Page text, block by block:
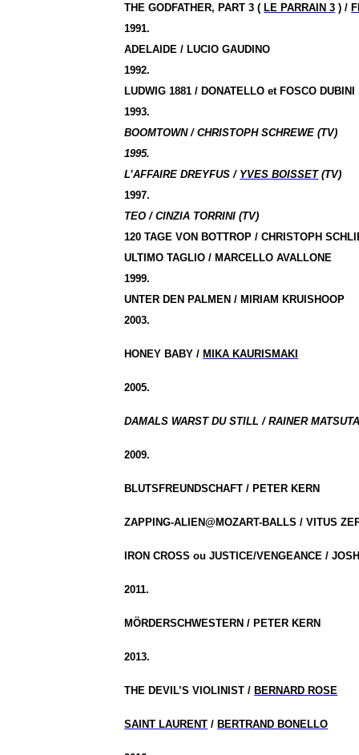
THE GODFATHER, PART 3 ( LE PARRAIN 3 ) /
1991.
ADELAIDE / LUCIO GAUDINO
1992.
LUDWIG 1881 / DONATELLO et FOSCO DUBINI
1993.
BOOMTOWN / CHRISTOPH SCHREWE (TV)
1995.
L’AFFAIRE DREYFUS / YVES BOISSET(TV)
1997.
TEO / CINZIA TORRINI (TV)
120 TAGE VON BOTTROP / CHRISTOPH
ULTIMO TAGLIO / MARCELLO AVALLONE
1999.
UNTER DEN PALMEN / MIRIAM KRUISHOOP
2003.
HONEY BABY / MIKA KAURISMAKI
2005.
DAMALS WARST DU STILL / RAINER
2009.
BLUTSFREUNDSCHAFT / PETER KERN
ZAPPING-ALIEN@MOZART-BALLS / VITUS
IRON CROSS ou JUSTICE/VENGEANCE /
2011.
MÖRDERSCHWESTERN / PETER KERN
2013.
THE DEVIL’S VIOLINIST / BERNARD ROSE
SAINT LAURENT / BERTRAND BONELLO